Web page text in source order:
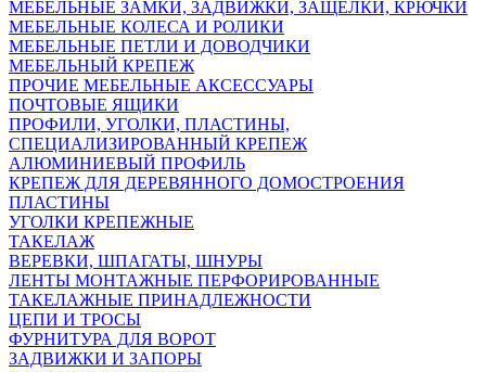
МЕБЕЛЬНЫЕ ЗАМКИ, ЗАДВИЖКИ, ЗАЩЕЛКИ, КРЮЧКИ
МЕБЕЛЬНЫЕ КОЛЕСА И РОЛИКИ
МЕБЕЛЬНЫЕ ПЕТЛИ И ДОВОДЧИКИ
МЕБЕЛЬНЫЙ КРЕПЕЖ
ПРОЧИЕ МЕБЕЛЬНЫЕ АКСЕССУАРЫ
ПОЧТОВЫЕ ЯЩИКИ
ПРОФИЛИ, УГОЛКИ, ПЛАСТИНЫ,
СПЕЦИАЛИЗИРОВАННЫЙ КРЕПЕЖ
АЛЮМИНИЕВЫЙ ПРОФИЛЬ
КРЕПЕЖ ДЛЯ ДЕРЕВЯННОГО ДОМОСТРОЕНИЯ
ПЛАСТИНЫ
УГОЛКИ КРЕПЕЖНЫЕ
ТАКЕЛАЖ
ВЕРЕВКИ, ШПАГАТЫ, ШНУРЫ
ЛЕНТЫ МОНТАЖНЫЕ ПЕРФОРИРОВАННЫЕ
ТАКЕЛАЖНЫЕ ПРИНАДЛЕЖНОСТИ
ЦЕПИ И ТРОСЫ
ФУРНИТУРА ДЛЯ ВОРОТ
ЗАДВИЖКИ И ЗАПОРЫ